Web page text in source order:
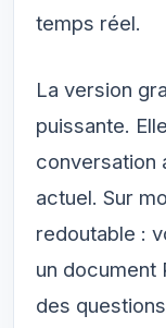
temps réel.
La version
puissante.
conversation
actuel. Sur
redoutable :
un document
des